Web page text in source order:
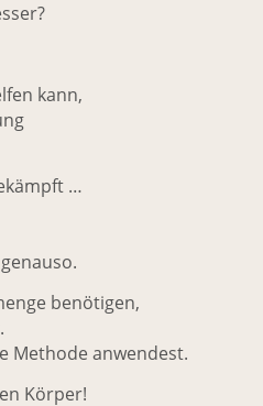
kann,
…
benötigen,
Methode anwendest.
Körper!